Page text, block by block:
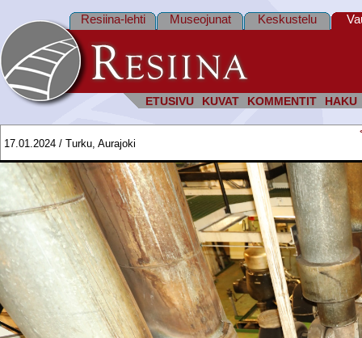
ETUSIVU KUVAT KOMMENTIT HAKU
Resiina-lehti Museojunat Keskustelu
17.01.2024 / Turku, Aurajoki